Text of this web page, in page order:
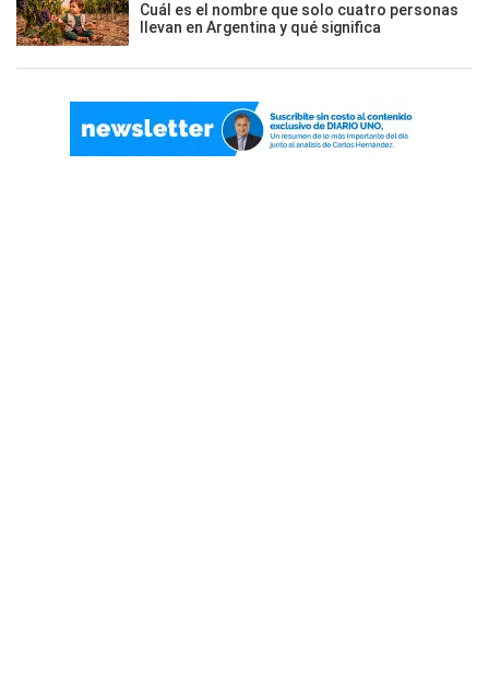
Cuál es el nombre que solo cuatro personas
llevan en Argentina y qué significa